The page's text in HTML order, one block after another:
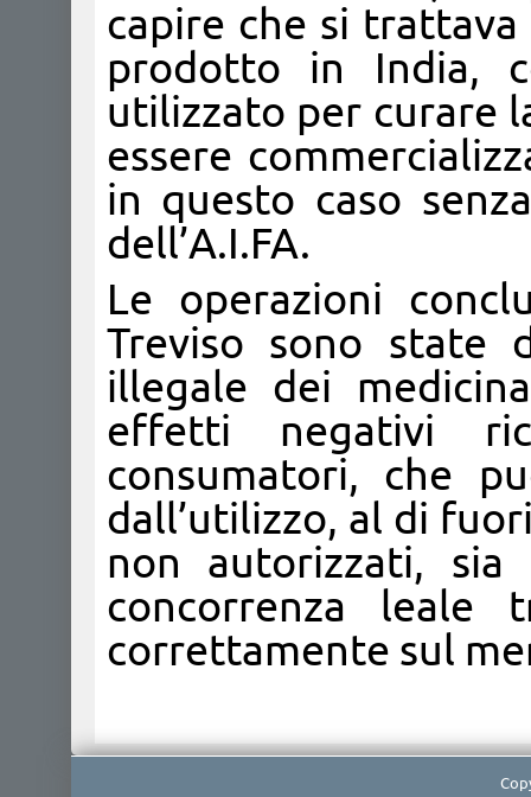
capire che si
prodotto in India,
utilizzato per curare
essere
in questo caso
dell’A.I.FA.
Le operazioni
Treviso sono state
illegale dei
effetti negativi
consumatori, che
dall’utilizzo, al di
non autorizzati, sia
concorrenza leale
correttamente sul